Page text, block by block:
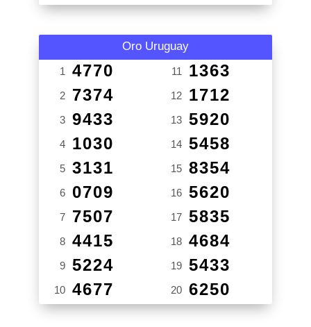
Oro Uruguay
1 4770
2 7374
3 9433
4 1030
5 3131
6 0709
7 7507
8 4415
9 5224
10 4677
11 1363
12 1712
13 5920
14 5458
15 8354
16 5620
17 5835
18 4684
19 5433
20 6250